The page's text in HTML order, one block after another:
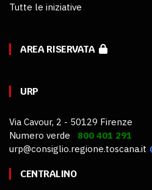
Tutte le iniziative
AREA RISERVATA
URP
Via Cavour, 2 - 50129 Firenze
Numero verde 800 401 291
urp@consiglio.regione.toscana.it
CENTRALINO